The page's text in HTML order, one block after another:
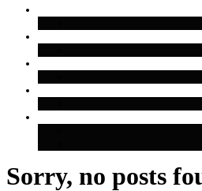
Sorry, no posts